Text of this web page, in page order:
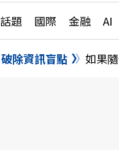
話題 國際 金融 AI
話題
國際
破除資訊盲點 如果